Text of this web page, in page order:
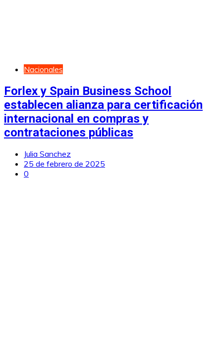
Nacionales
Forlex y Spain Business School
establecen alianza para certificación
internacional en compras y
contrataciones públicas
Julia Sanchez
25 de febrero de 2025
0